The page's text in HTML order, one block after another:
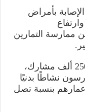
بأمراض
ممارسة التمارين
في دراسة واسعة شملت أكثر من 250 ألف مشارك،
نشاطًا بدنيًا
بنسبة تصل